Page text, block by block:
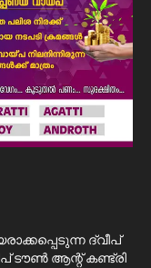
ദ്വീപ്
ടൗൺ ആന്റ് കണ്ട്രി